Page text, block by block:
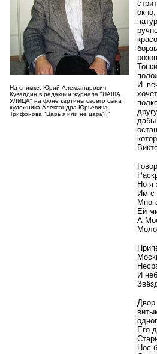
На снимке: Юрий Александрович
Кувалдин в редакции журнала "НАША
УЛИЦА" на фоне картины своего сына
художника Александра Юрьевича
Трифонова "Царь я или не царь?!"
И
Но я
Им с
Ей
А
И
Его
Нос